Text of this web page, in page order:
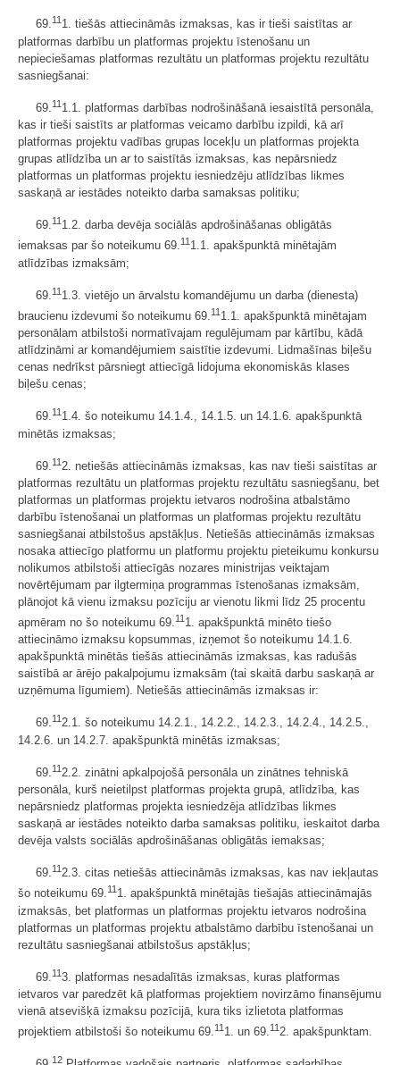
69.11 1. tiešās attiecināmās izmaksas, kas ir tieši saistītas ar
platformas darbību un platformas projektu īstenošanu un
nepieciešamas platformas rezultātu un platformas projektu rezultātu
sasniegšanai:
69.11 1.1. platformas darbības nodrošināšanā iesaistītā personāla,
kas ir tieši saistīts ar platformas veicamo darbību izpildi, kā arī
platformas projektu vadības grupas locekļu un platformas projekta
grupas atlīdzība un ar to saistītās izmaksas, kas nepārsniedz
platformas un platformas projektu iesniedzēju atlīdzības likmes
saskaņā ar iestādes noteikto darba samaksas politiku;
69.11 1.2. darba devēja sociālās apdrošināšanas obligātās
iemaksas par šo noteikumu 69.11 1.1. apakšpunktā minētajām
atlīdzības izmaksām;
69. 11 1.3. vietējo un ārvalstu komandējumu un darba (dienesta)
braucienu izdevumi šo noteikumu 69.11 1.1. apakšpunktā minētajam
personālam atbilstoši normatīvajam regulējumam par kārtību, kādā
atlīdzināmi ar komandējumiem saistītie izdevumi. Lidmašīnas biļešu
cenas nedrīkst pārsniegt attiecīgā lidojuma ekonomiskās klases
biļešu cenas;
69.11 1.4. šo noteikumu 14.1.4., 14.1.5. un 14.1.6. apakšpunktā
minētās izmaksas;
69. 11 2. netiešās attiecināmās izmaksas, kas nav tieši saistītas ar
platformas rezultātu un platformas projektu rezultātu sasniegšanu, bet
platformas un platformas projektu ietvaros nodrošina atbalstāmo
darbību īstenošanai un platformas un platformas projektu rezultātu
sasniegšanai atbilstošus apstākļus. Netiešās attiecināmās izmaksas
nosaka attiecīgo platformu un platformu projektu pieteikumu konkursu
nolikumos atbilstoši attiecīgās nozares ministrijas veiktajam
novērtējumam par ilgtermiņa programmas īstenošanas izmaksām,
plānojot kā vienu izmaksu pozīciju ar vienotu likmi līdz 25 procentu
apmēram no šo noteikumu 69.11 1. apakšpunktā minēto tiešo
attiecināmo izmaksu kopsummas, izņemot šo noteikumu 14.1.6.
apakšpunktā minētās tiešās attiecināmās izmaksas, kas radušās
saistībā ar ārējo pakalpojumu izmaksām (tai skaitā darbu saskaņā ar
uzņēmuma līgumiem). Netiešās attiecināmās izmaksas ir:
69.11 2.1. šo noteikumu 14.2.1., 14.2.2., 14.2.3., 14.2.4., 14.2.5.,
14.2.6. un 14.2.7. apakšpunktā minētās izmaksas;
69. 11 2.2. zinātni apkalpojošā personāla un zinātnes tehniskā
personāla, kurš neietilpst platformas projekta grupā, atlīdzība, kas
nepārsniedz platformas projekta iesniedzēja atlīdzības likmes
saskaņā ar iestādes noteikto darba samaksas politiku, ieskaitot darba
devēja valsts sociālās apdrošināšanas obligātās iemaksas;
69.112.3. citas netiešās attiecināmās izmaksas, kas nav iekļautas
šo noteikumu 69.11 1. apakšpunktā minētajās tiešajās attiecināmajās
izmaksās, bet platformas un platformas projektu ietvaros nodrošina
platformas un platformas projektu atbalstāmo darbību īstenošanai un
rezultātu sasniegšanai atbilstošus apstākļus;
69. 113. platformas nesadalītās izmaksas, kuras platformas
ietvaros var paredzēt kā platformas projektiem novirzāmo finansējumu
vienā atsevišķā izmaksu pozīcijā, kura tiks izlietota platformas
projektiem atbilstoši šo noteikumu 69.11 1. un 69.112. apakšpunktam.
12